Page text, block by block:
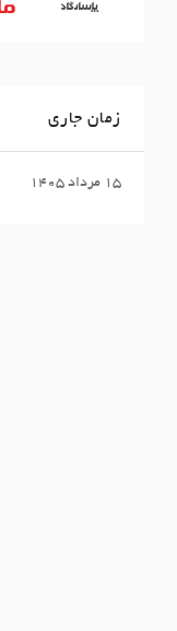
زمان جاری
۱۵ مرداد ۱۴۰۵